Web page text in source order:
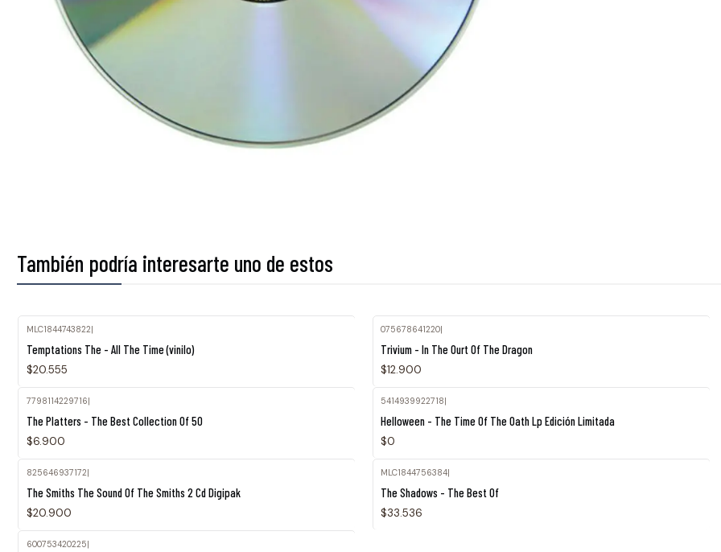
También podría interesarte uno de estos
MLC1844743822|
Temptations The - All The Time (vinilo)
$20.555
075678641220|
Trivium - In The Ourt Of The Dragon
$12.900
7798114229716|
The Platters - The Best Collection Of 50
$6.900
5414939922718|
Helloween - The Time Of The Oath Lp Edición Limitada
$0
825646937172|
The Smiths The Sound Of The Smiths 2 Cd Digipak
$20.900
MLC1844756384
The Shadows - The Best Of
$33.536
600753420225